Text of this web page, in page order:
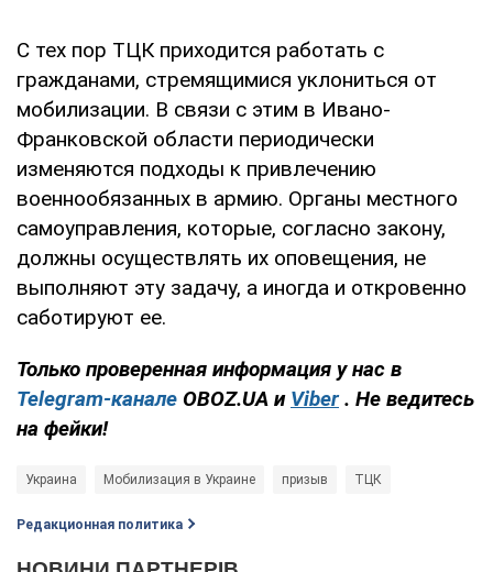
С тех пор ТЦК приходится работать с
гражданами, стремящимися уклониться от
мобилизации. В связи с этим в Ивано-
Франковской области периодически
изменяются подходы к привлечению
военнообязанных в армию. Органы местного
самоуправления, которые, согласно закону,
должны осуществлять их оповещения, не
выполняют эту задачу, а иногда и откровенно
саботируют ее.
Только проверенная информация у нас в
Telegram-канале OBOZ.UA и Viber . Не ведитесь
на фейки!
Украина Мобилизация в Украине призыв ТЦК
Редакционная политика